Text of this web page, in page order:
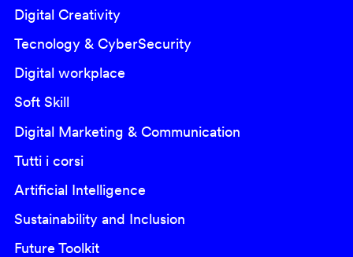
Digital Creativity
Tecnology & CyberSecurity
Digital workplace
Soft Skill
Digital Marketing & Communication
Tutti i corsi
Artificial Intelligence
Sustainability and Inclusion
Future Toolkit